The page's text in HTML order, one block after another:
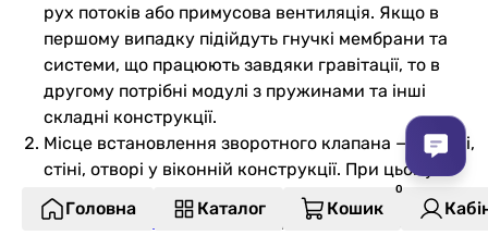
рух потоків або примусова вентиляція. Якщо в
першому випадку підійдуть гнучкі мембрани та
системи, що працюють завдяки гравітації, то в
другому потрібні модулі з пружинами та інші
складні конструкції.
Місце встановлення зворотного клапана — в трубі,
стіні, отворі у віконній конструкції. При цьому
важливо враховувати, з яких
повітропроводів та
монтажних елементівскладається ваша система,
Головна Каталог Кошик